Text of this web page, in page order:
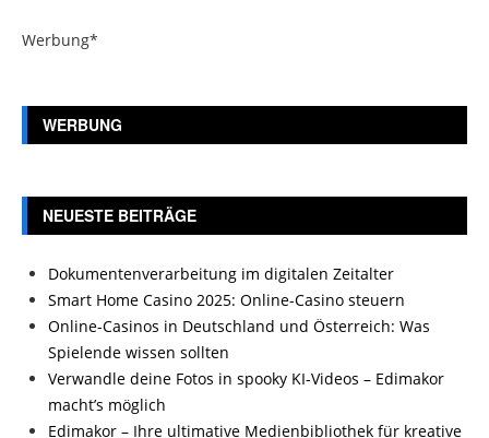
Werbung*
WERBUNG
NEUESTE BEITRÄGE
Dokumentenverarbeitung im digitalen Zeitalter
Smart Home Casino 2025: Online-Casino steuern
Online-Casinos in Deutschland und Österreich: Was
Spielende wissen sollten
Verwandle deine Fotos in spooky KI-Videos – Edimakor
macht’s möglich
Edimakor – Ihre ultimative Medienbibliothek für kreative